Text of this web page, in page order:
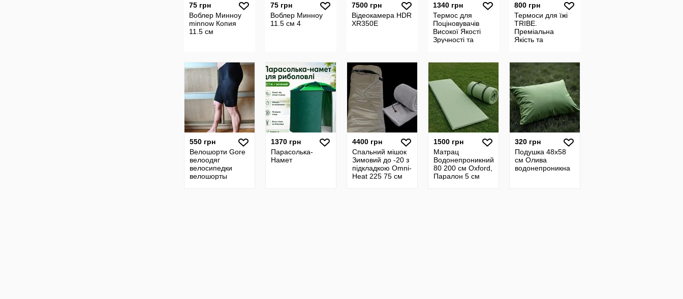
75 грн
Воблер Минноу
minnow Копия
11.5 см
75 грн
Воблер Минноу
11.5 см 4
7500 грн
Вiдеокамера HDR
XR350E
1340 грн
Термос для
Поціновувачів
Високої Якості
Зручності та
800 грн
Термоси для їжі
TRIBE.
Преміальна
Якість та
550 грн
Велошорти Gore
велоодяг
велосипедки
велошорты
1370 грн
Парасолька-
Намет
4400 грн
Спальний мішок
Зимовий до -20 з
підкладкою Omni-
Heat 225 75 см
1500 грн
Матрац
Водонепроникний
80 200 см Oxford,
Паралон 5 см
320 грн
Подушка 48x58
см Олива
водонепроникна